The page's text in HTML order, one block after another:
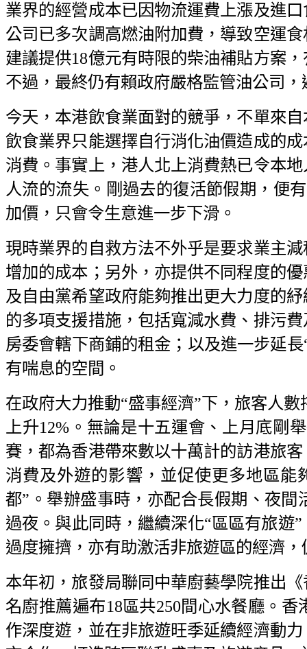
業界的經營成本已因物流運費上漲及進
公司已多次調高燃油附加費，導致空運
建議提供18億元有時限的柴油補貼方案
不過，最終仍有賴政府嚴格監管油公司
今天，本港飲食業面對的競爭，不單來
飲食業界只能選擇自行消化油價造成的
消費。事實上，港人北上消費熱已令本
人流的流失。剛過去的復活節假期，便
加價，只會令生意進一步下滑。
現時業界的自救方法不外乎是要求業主
增加的成本；另外，亦提供不同程度的
及自由黨希望政府能夠推出更大力度的
的多項支援措施，包括寬減水費、排污
房委會轄下商鋪的租金；以及進一步延
有喘息的空間。
在政府大力推動“盛事經濟”下，旅客人
上升12%。無論是十五運會、上月底剛
賽，都為香港帶來數以十萬計的訪港旅
消費及外遊的影響，並促使更多地區
都”。舉辦盛事時，亦配合長假期、夜
過夜。與此同時，繼續深化“區區有旅遊
過度擁擠，亦有助激活非旅遊區的經濟
本年初，旅發局聯同中華廚藝學院推出
名廚推薦遍布18區共250間心水餐廳。
作深度遊，並在非旅遊旺季延續經濟動